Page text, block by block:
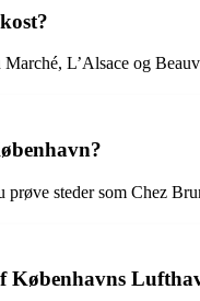
L’Alsace og
steder som Chez
Københavns